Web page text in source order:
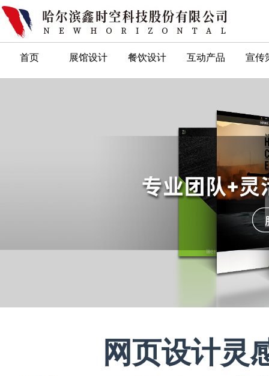
首页 展馆设计 餐饮设计 互动产品 宣传
网页设计灵